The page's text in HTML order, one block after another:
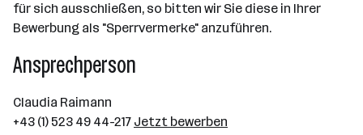
für sich ausschließen, so bitten wir Sie diese in Ihrer
Bewerbung als "Sperrvermerke" anzuführen.
Ansprechperson
Claudia Raimann
+43 (1) 523 49 44-217 Jetzt bewerben